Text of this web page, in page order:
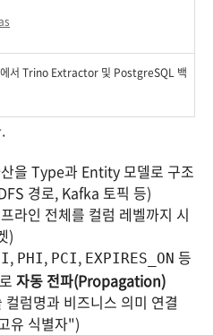
서 Trino Extractor 및 PostgreSQL 백
을 Type과 Entity 모델로 구조
경로, Kafka 토픽 등)
라인 전체를 컬럼 레벨까지 시
)
, PHI, PCI, EXPIRES_ON 등
자동 전파(Propagation)
컬럼명과 비즈니스 의미 연결
유 식별자")